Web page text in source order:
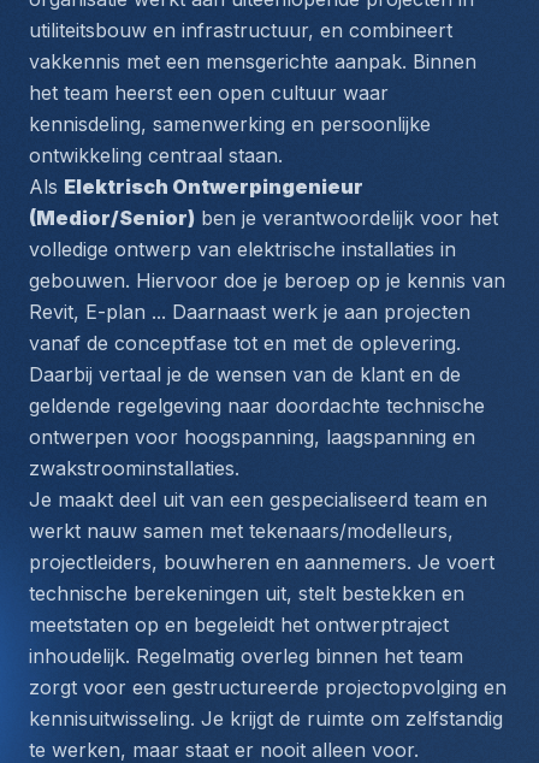
utiliteitsbouw en infrastructuur, en combineert
vakkennis met een mensgerichte aanpak. Binnen
het team heerst een open cultuur waar
kennisdeling, samenwerking en persoonlijke
ontwikkeling centraal staan.
Als Elektrisch Ontwerpingenieur
(Medior/Senior) ben je verantwoordelijk voor het
volledige ontwerp van elektrische installaties in
gebouwen. Hiervoor doe je beroep op je kennis van
Revit, E-plan ... Daarnaast werk je aan projecten
vanaf de conceptfase tot en met de oplevering.
Daarbij vertaal je de wensen van de klant en de
geldende regelgeving naar doordachte technische
ontwerpen voor hoogspanning, laagspanning en
zwakstroominstallaties.
Je maakt deel uit van een gespecialiseerd team en
werkt nauw samen met tekenaars/modelleurs,
projectleiders, bouwheren en aannemers. Je voert
technische berekeningen uit, stelt bestekken en
meetstaten op en begeleidt het ontwerptraject
inhoudelijk. Regelmatig overleg binnen het team
zorgt voor een gestructureerde projectopvolging en
kennisuitwisseling. Je krijgt de ruimte om zelfstandig
te werken, maar staat er nooit alleen voor.